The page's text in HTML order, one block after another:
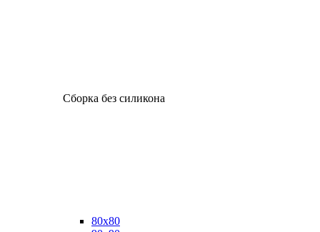
Сборка без силикона
80х80